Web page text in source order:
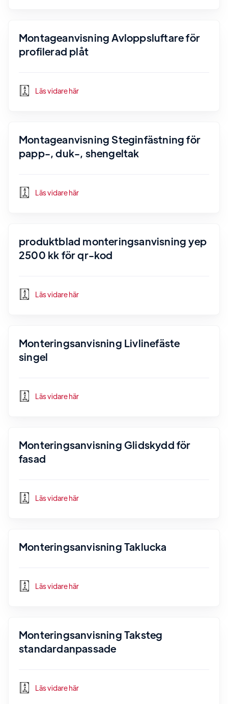
Montageanvisning Avloppsluftare för
profilerad plåt
Läs vidare här
Montageanvisning Steginfästning för
papp-, duk-, shengeltak
Läs vidare här
produktblad monteringsanvisning yep
2500 kk för qr-kod
Läs vidare här
Monteringsanvisning Livlinefäste
singel
Läs vidare här
Monteringsanvisning Glidskydd för
fasad
Läs vidare här
Monteringsanvisning Taklucka
Läs vidare här
Monteringsanvisning Taksteg
standardanpassade
Läs vidare här